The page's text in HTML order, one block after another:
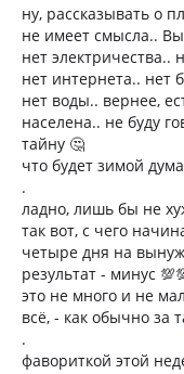
ну, рассказывать о
не имеет смысла.. Вы
нет электричества..
нет интернета.. нет
нет воды.. вернее,
населена.. не буду
тайну 🤔
что будет зимой
.
ладно, лишь бы не
так вот, с чего
четыре дня на
результат - минус
это не много и не
всё, - как обычно за
.
фавориткой этой